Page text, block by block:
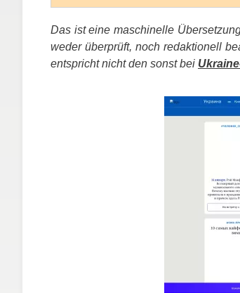
Das ist eine maschinelle
weder überprüft, noch redaktionell
entspricht nicht den sonst bei